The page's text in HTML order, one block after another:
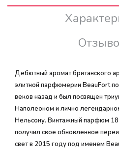
Дебютный аромат британского
элитной парфюмерии BeauFort
веков назад и был посвящен
Наполеоном и лично
Нельсону. Винтажный парфюм
получил свое обновленное
свет в 2015 году под именем